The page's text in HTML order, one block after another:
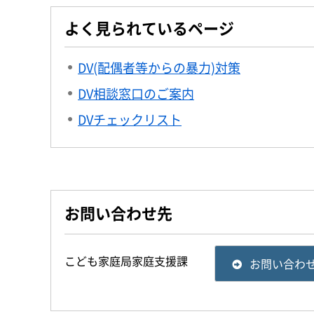
よく見られているページ
DV(配偶者等からの暴力)対策
DV相談窓口のご案内
DVチェックリスト
お問い合わせ先
こども家庭局家庭支援課 お問い合わ